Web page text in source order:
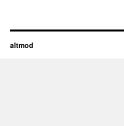
altmod